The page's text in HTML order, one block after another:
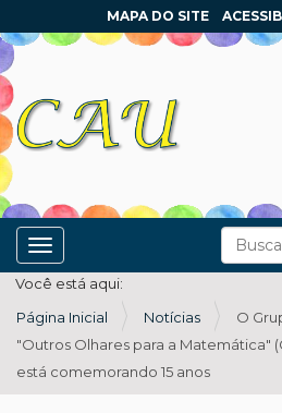
Busca
MAPA DO SITE
Toggle navigation
Você está aqui:
Página Inicial
Notícias
O
"Outros Olhares para a Matemática"
está comemorando 15 anos